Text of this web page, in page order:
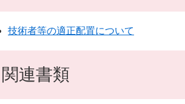
技術者等の適正配置について
関連書類